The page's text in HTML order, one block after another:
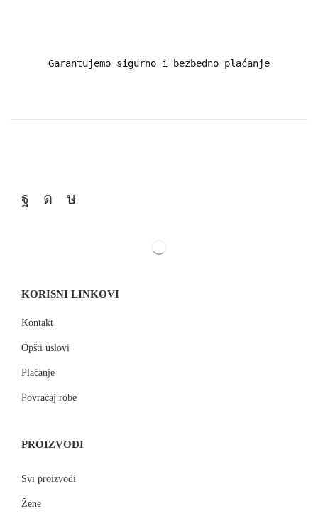
Garantujemo sigurno i bezbedno plaćanje
KORISNI LINKOVI
Kontakt
Opšti uslovi
Plaćanje
Povraćaj robe
PROIZVODI
Svi proizvodi
Žene